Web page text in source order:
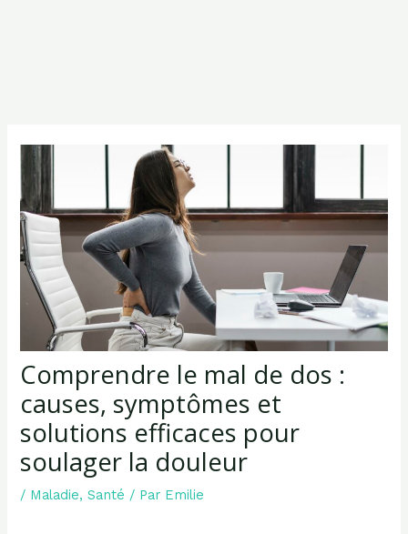
Comprendre le mal de dos :
causes, symptômes et
solutions efficaces pour
soulager la douleur
/ Maladie,Santé / Par Emilie